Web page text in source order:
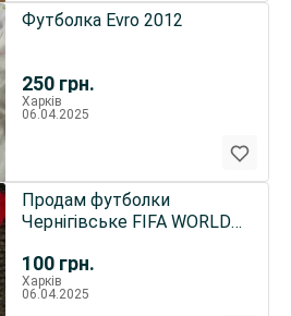
250 грн.
Футболка Evro 2012
Харків
06.04.2025
100 грн.
Продам футболки
Чернігівське FIFA WORLD
Харків
06.04.2025